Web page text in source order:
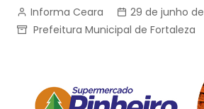
Informa Ceara
29 de junho
Prefeitura Municipal de Fortaleza